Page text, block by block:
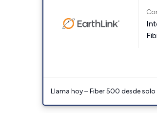
Llama hoy – Fiber 500 desde